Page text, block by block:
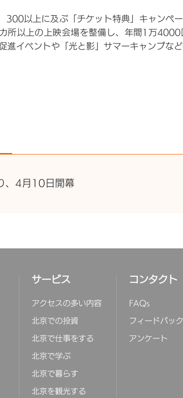
以上に及ぶ「チケット特典」キャンペ
所以上の上映会場を整備し、年間1万
進イベントや「光と影」サマーキャンプな
、4月10日開幕
サービス
アクセスの多い内容
北京での投資
北京で仕事をする
北京で学ぶ
北京で暮らす
北京を観光する
コンタクト
FAQs
フィードバック
アンケート